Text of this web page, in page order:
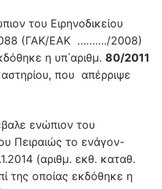
του Ειρηνοδικείου
(ΓΑΚ/ΕΑΚ ………./2008)
η υπ΄αριθμ. 80/2011
που απέρριψε
ενώπιον του
Πειραιώς το ενάγον-
(αριθμ. εκθ. καταθ.
της οποίας εκδόθηκε η